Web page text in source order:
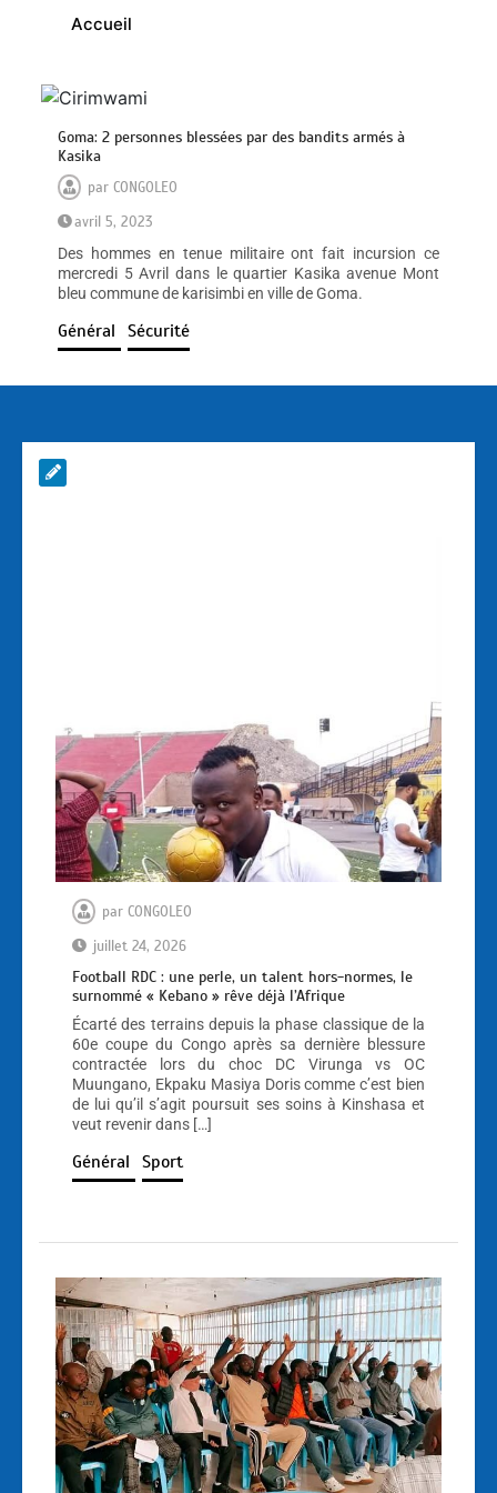
Accueil
Goma: 2 personnes blessées par des bandits armés à
Kasika
parCONGOLEO
avril 5, 2023
Des hommes en tenue militaire ont fait incursion ce
mercredi 5 Avril dans le quartier Kasika avenue Mont
bleu commune de karisimbi en ville de Goma.
Général Sécurité
par CONGOLEO
juillet 24, 2026
Football RDC : une perle, un talent hors-normes, le
surnommé « Kebano » rêve déjà l’Afrique
Écarté des terrains depuis la phase classique de la
60e coupe du Congo après sa dernière blessure
contractée lors du choc DC Virunga vs OC
Muungano, Ekpaku Masiya Doris comme c’est bien
de lui qu’il s’agit poursuit ses soins à Kinshasa et
veut revenir dans […]
Général Sport